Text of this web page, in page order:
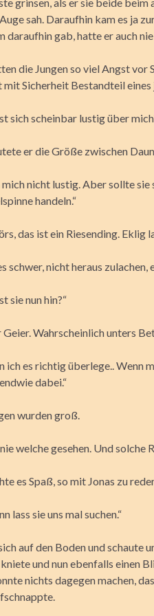
sah. Daraufhin kam es ja
daraufhin gab, hatte er auch
die Jungen so viel Angst vor
Sicherheit Bestandteil eines
sich scheinbar lustig über
er die Größe zwischen
mich nicht lustig. Aber sollte
handeln.“
das ist ein Riesending. Eklig
schwer, nicht heraus
sie nun hin?“
Geier. Wahrscheinlich unters
ich es richtig überlege.. Wenn
dabei.“
wurden groß.
welche gesehen. Und solche
es Spaß, so mit Jonas zu
lass sie uns mal suchen.“
auf den Boden und schaute
und nun ebenfalls einen
nichts dagegen machen,